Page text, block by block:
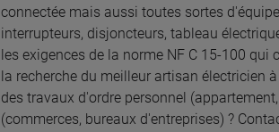
connectée mais aussi toutes sortes
interrupteurs, disjoncteurs, tableau
les exigences de la norme NF C 15-100 qui
la recherche du meilleur artisan électricien
des travaux d'ordre personnel
(commerces, bureaux d'entreprises) ?